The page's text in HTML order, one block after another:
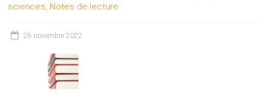
sciences, Notes de lecture
28 novembre 2022